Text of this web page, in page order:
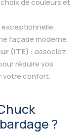
de couleurs et
façade moderne.
(ITE) : associez
réduire vos
votre confort.
?